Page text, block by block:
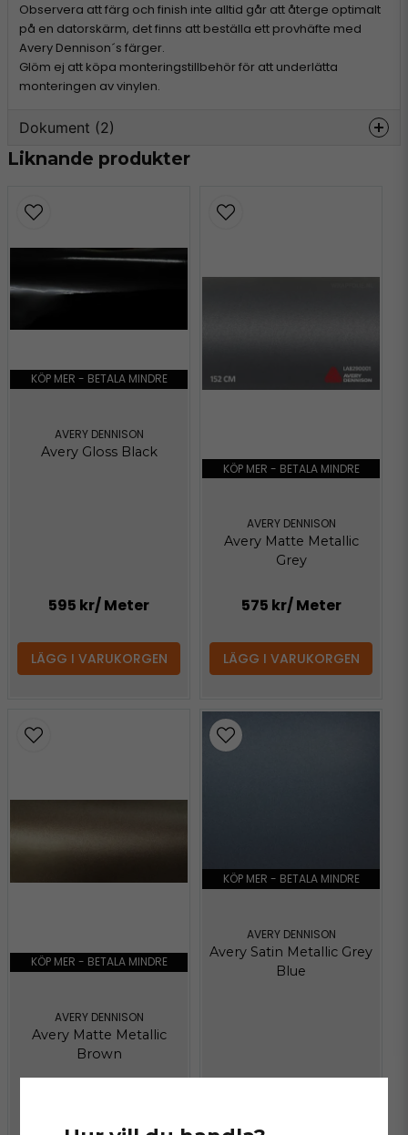
Observera att färg och finish inte alltid går att återge optimalt
på en datorskärm, det finns att beställa ett provhäfte med
Avery Dennison´s färger.
Glöm ej att köpa monteringstillbehör för att underlätta
monteringen av vinylen.
Dokument (2)
avery-supreme-
avery-colours.pdf
4.66 MB
Liknande produkter
KÖP MER - BETALA MINDRE
AVERY DENNISON
Avery Gloss Black
595 kr/ Meter
LÄGG I VARUKORGEN
KÖP MER - BETALA MINDRE
AVERY DENNISON
Avery Matte Metallic
Grey
575 kr/ Meter
LÄGG I VARUKORGEN
KÖP MER - BETALA MINDRE
AVERY DENNISON
Avery Matte Metallic
Brown
KÖP MER - BETALA MINDRE
AVERY DENNISON
Avery Satin Metallic Grey
Blue